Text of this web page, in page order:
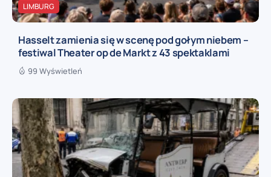
LIMBURG
Hasselt zamienia się w scenę pod gołym niebem –
festiwal Theater op de Markt z 43 spektaklami
99 Wyświetleń